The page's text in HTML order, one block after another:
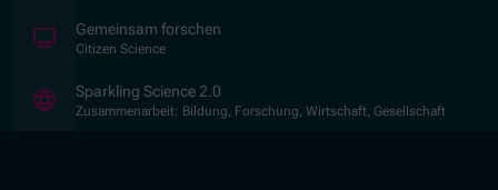
Gemeinsam forschen
Citizen Science
Sparkling Science 2.0
Zusammenarbeit: Bildung, Forschung, Wirtschaft, Gesellschaft